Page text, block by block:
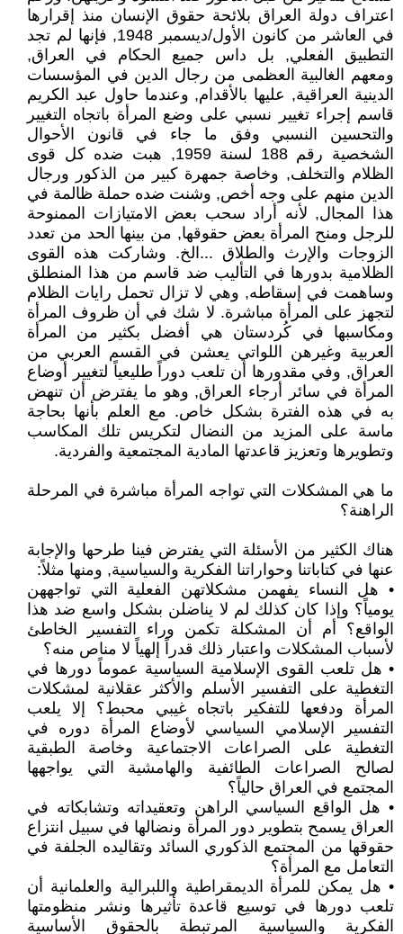
اعتراف دولة العراق بلائحة حقوق الإنسان منذ إقرارها
في العاشر من كانون الأول/ديسمبر 1948, فإنها لم تجد
التطبيق الفعلي, بل داس جميع الحكام في العراق,
ومعهم الغالبية العظمى من رجال الدين في المؤسسات
الدينية العراقية, عليها بالأقدام, وعندما حاول عبد الكريم
قاسم إجراء تغيير نسبي على وضع المرأة باتجاه التغيير
والتحسين النسبي وفق ما جاء في قانون الأحوال
الشخصية رقم 188 لسنة 1959, هبت ضده كل قوى
الظلام والتخلف, وخاصة جمهرة كبير من الذكور ورجال
الدين منهم على وجه أخص, وشنت ضده حملة ظالمة في
هذا المجال, لأنه أراد سحب بعض الامتيازات الممنوحة
للرجل ومنح المرأة بعض حقوقها, من بينها الحد من تعدد
الزوجات والإرث والطلاق ...الخ. وشاركت هذه القوى
الظلامية بدورها في التأليب ضد قاسم من هذا المنطلق
وساهمت في إسقاطه, وهي لا تزال تحمل رايات الظلام
لتجهز على المرأة مباشرة. لا شك في أن ظروف المرأة
ومكاسبها في كُردستان هي أفضل بكثير من المرأة
العربية وغيرهن اللواتي يعشن في القسم العربي من
العراق, وفي مقدورها أن تلعب دوراً طليعياً لتغيير أوضاع
المرأة في سائر أرجاء العراق, وهو ما يفترض أن تنهض
به في هذه الفترة بشكل خاص. مع العلم بأنها بحاجة
ماسة على المزيد من النضال لتكريس تلك المكاسب
وتطويرها وتعزيز قاعدتها المادية المجتمعية والفردية.
ما هي المشكلات التي تواجه المرأة مباشرة في المرحلة
الراهنة؟
هناك الكثير من الأسئلة التي يفترض فينا طرحها والإجابة
عنها في كتاباتنا وحواراتنا الفكرية والسياسية, ومنها مثلاً:
• هل النساء يفهمن مشكلاتهن الفعلية التي تواجههن
يومياً؟ وإذا كان كذلك لم لا يناضلن بشكل واسع ضد هذا
الواقع؟ أم أن المشكلة تكمن وراء التفسير الخاطئ
لأسباب المشكلات واعتبار ذلك قدراً إلهياً لا مناص منه؟
• هل تلعب القوى الإسلامية السياسية عموماً دورها في
التغطية على التفسير الأسلم والأكثر عقلانية لمشكلات
المرأة ودفعها للتفكير باتجاه غيبي محبط؟ إلا يلعب
التفسير الإسلامي السياسي لأوضاع المرأة دوره في
التغطية على الصراعات الاجتماعية وخاصة الطبقية
لصالح الصراعات الطائفية والهامشية التي يواجهها
المجتمع في العراق حالياً؟
• هل الواقع السياسي الراهن وتعقيداته وتشابكاته في
العراق يسمح بتطوير دور المرأة ونضالها في سبيل انتزاع
حقوقها من المجتمع الذكوري السائد وتقاليده الجلفة في
التعامل مع المرأة؟
• هل يمكن للمرأة الديمقراطية واللبرالية والعلمانية أن
تلعب دورها في توسيع قاعدة تأثيرها ونشر منظومتها
الفكرية والسياسية المرتبطة بالحقوق الأساسية